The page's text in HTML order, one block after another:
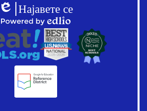
на
подножјето
на
подножјето
Едлио
Најавете се
Овозможено
од
Едлио